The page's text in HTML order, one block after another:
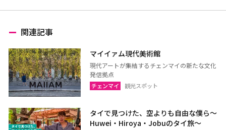
関連記事
マイイァム現代美術館
現代アートが集結するチェンマイの新たな文化
発信拠点
チェンマイ 観光スポット
タイで見つけた、空よりも自由な僕ら～
Huwei・Hiroya・Jobuのタイ旅～